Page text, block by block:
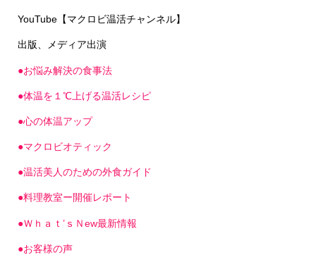
YouTube【マクロビ温活チャンネル】
出版、メディア出演
●お悩み解決の食事法
●体温を１℃上げる温活レシピ
●心の体温アップ
●マクロビオティック
●温活美人のための外食ガイド
●料理教室ー開催レポート
●Ｗｈａｔ’ｓＮew最新情報
●お客様の声